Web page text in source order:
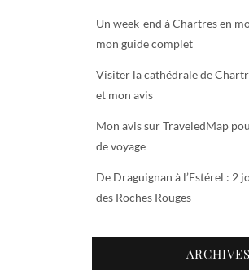
Un week-end à Chartres en
mon guide complet
Visiter la cathédrale de
et mon avis
Mon avis sur TraveledMap
de voyage
De Draguignan à l’Estérel : 2
des Roches Rouges
ARCHIVES